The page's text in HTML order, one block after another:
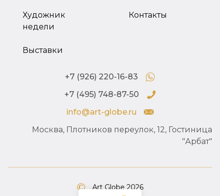
Художник
недели
Выставки
Контакты
+7 (926) 220-16-83
+7 (495) 748-87-50
info@art-globe.ru
Москва, Плотников переулок, 12, Гостиница
"Арбат"
Art Globe 2026